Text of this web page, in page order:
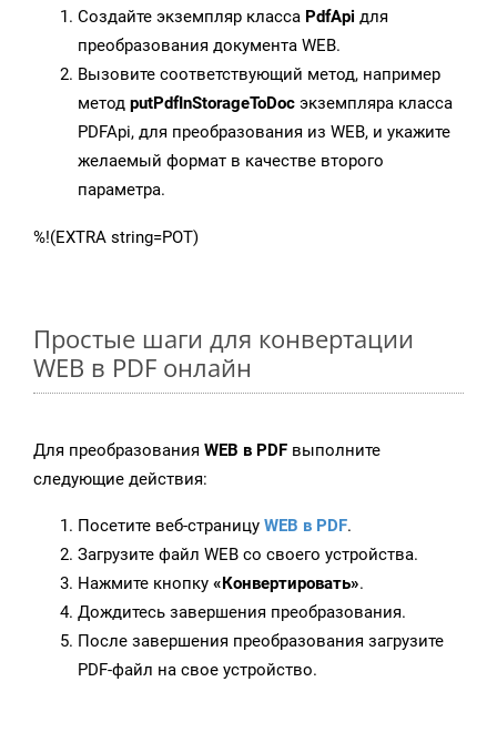
Создайте экземпляр класса PdfApi для
преобразования документа WEB.
Вызовите соответствующий метод, например
метод putPdfInStorageToDoc экземпляра класса
PDFApi, для преобразования из WEB, и укажите
желаемый формат в качестве второго
параметра.
%!(EXTRA string=POT)
Простые шаги для конвертации
WEB в PDF онлайн
Для преобразования WEB в PDF выполните
следующие действия:
Посетите веб-страницу WEB в PDF.
Загрузите файл WEB со своего устройства.
Нажмите кнопку «Конвертировать».
Дождитесь завершения преобразования.
После завершения преобразования загрузите
PDF-файл на свое устройство.